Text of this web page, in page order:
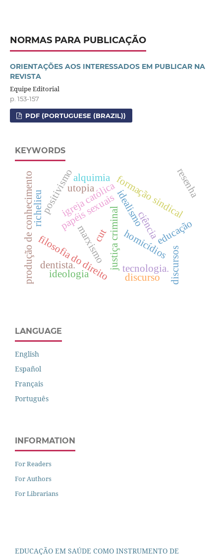
NORMAS PARA PUBLICAÇÃO
ORIENTAÇÕES AOS INTERESSADOS EM PUBLICAR NA
REVISTA
Equipe Editorial
p. 153-157
PDF (PORTUGUESE (BRAZIL))
KEYWORDS
igreja católicaformação sindical
cut homicídios
papéis sexuaisjustiça criminal
filosofia do direito
marxismo
idealismociência
produção de conhecimento tecnologia.
utopia
positivismo
educação
discurso
alquimia
ideologia discursos
richelieu
resenha
dentista.
LANGUAGE
English
Español
Français
Português
INFORMATION
For Readers
For Authors
For Librarians
EDUCAÇÃO EM SAÚDE COMO INSTRUMENTO DE